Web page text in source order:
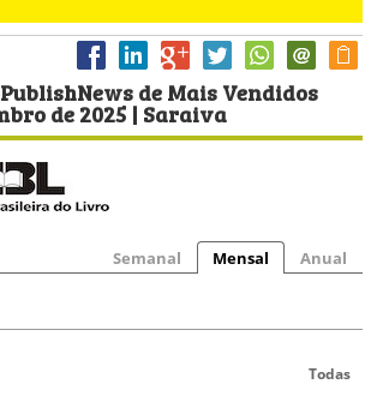
de Mais Vendidos
de 2025 | Saraiva
Semanal Mensal Anual
Todas